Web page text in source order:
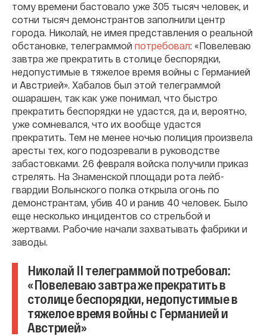
тому времени бастовало уже 305 тысяч человек, и
сотни тысяч демонстрантов заполнили центр
города. Николай, не имея представления о реальной
обстановке, телеграммой потребовал: «Повелеваю
завтра же прекратить в столице беспорядки,
недопустимые в тяжелое время войны с Германией
и Австрией». Хабалов был этой телеграммой
ошарашен, так как уже понимал, что быстро
прекратить беспорядки не удастся, да и, вероятно,
уже сомневался, что их вообще удастся
прекратить. Тем не менее ночью полиция произвела
аресты тех, кого подозревали в руководстве
забастовками. 26 февраля войска получили приказ
стрелять. На Знаменской площади рота лейб-
гвардии Волынского полка открыла огонь по
демонстрантам, убив 40 и ранив 40 человек. Было
еще несколько инцидентов со стрельбой и
жертвами. Рабочие начали захватывать фабрики и
заводы.
Николай II телеграммой потребовал:
«Повелеваю завтра же прекратить в
столице беспорядки, недопустимые в
тяжелое время войны с Германией и
Австрией»